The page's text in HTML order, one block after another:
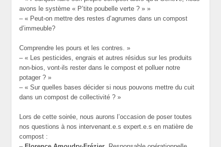
avons le système « P’tite poubelle verte ? » »
– « Peut-on mettre des restes d’agrumes dans un compost
d’immeuble?
Comprendre les pours et les contres. »
– « Les pesticides, engrais et autres résidus sur les produits
non-bios, vont-ils rester dans le compost et polluer notre
potager ? »
– « Sur quelles bases décider si nous pouvons mettre du cuit
dans un compost de collectivité ? »
Lors de cette soirée, nous aurons l’occasion de poser toutes
nos questions à nos intervenant.e.s expert.e.s en matière de
compost :